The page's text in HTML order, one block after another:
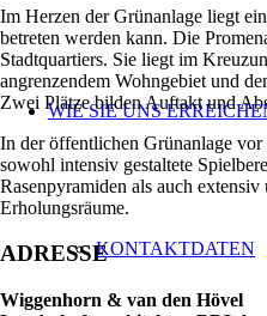
WIE SIE UNS
KONTAKTDATEN
Im Herzen der Grünanlage liegt
betreten werden kann. Die
Stadtquartiers. Sie liegt im
angrenzendem Wohngebiet und
Zwei Plätze bilden Auftakt und
In der öffentlichen Grünanlage
sowohl intensiv gestaltete
Rasenpyramiden als auch
Erholungsräume.
ADRESSE
Wiggenhorn & van den Hövel